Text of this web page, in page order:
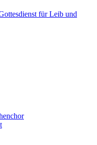
für Leib und